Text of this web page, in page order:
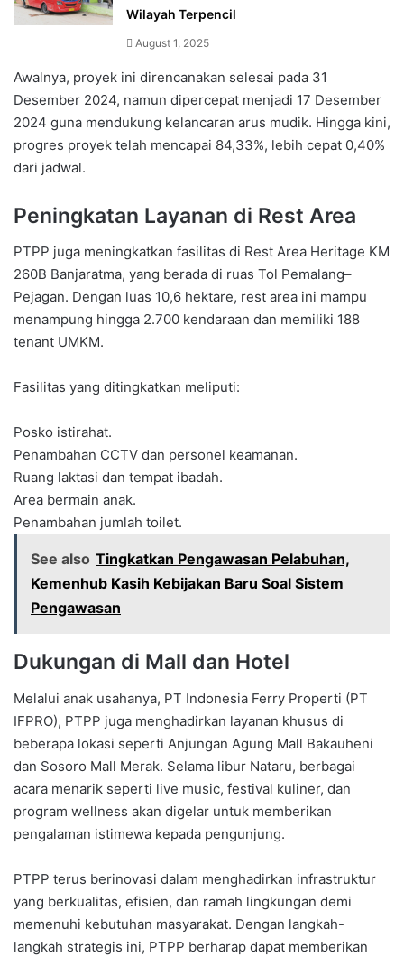
Wilayah Terpencil
August 1, 2025
Awalnya, proyek ini direncanakan selesai pada 31
Desember 2024, namun dipercepat menjadi 17 Desember
2024 guna mendukung kelancaran arus mudik. Hingga kini,
progres proyek telah mencapai 84,33%, lebih cepat 0,40%
dari jadwal.
Peningkatan Layanan di Rest Area
PTPP juga meningkatkan fasilitas di Rest Area Heritage KM
260B Banjaratma, yang berada di ruas Tol Pemalang–
Pejagan. Dengan luas 10,6 hektare, rest area ini mampu
menampung hingga 2.700 kendaraan dan memiliki 188
tenant UMKM.
Fasilitas yang ditingkatkan meliputi:
Posko istirahat.
Penambahan CCTV dan personel keamanan.
Ruang laktasi dan tempat ibadah.
Area bermain anak.
Penambahan jumlah toilet.
See also Tingkatkan Pengawasan Pelabuhan,
Kemenhub Kasih Kebijakan Baru Soal Sistem
Pengawasan
Dukungan di Mall dan Hotel
Melalui anak usahanya, PT Indonesia Ferry Properti (PT
IFPRO), PTPP juga menghadirkan layanan khusus di
beberapa lokasi seperti Anjungan Agung Mall Bakauheni
dan Sosoro Mall Merak. Selama libur Nataru, berbagai
acara menarik seperti live music, festival kuliner, dan
program wellness akan digelar untuk memberikan
pengalaman istimewa kepada pengunjung.
PTPP terus berinovasi dalam menghadirkan infrastruktur
yang berkualitas, efisien, dan ramah lingkungan demi
memenuhi kebutuhan masyarakat. Dengan langkah-
langkah strategis ini, PTPP berharap dapat memberikan